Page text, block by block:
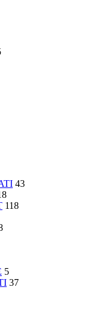
43
118
5
37